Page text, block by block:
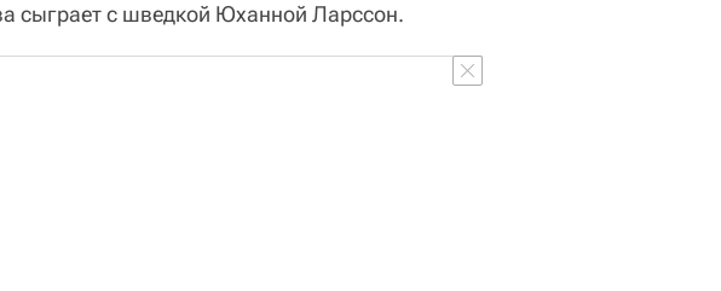
сыграет с шведкой Юханной Ларссон.